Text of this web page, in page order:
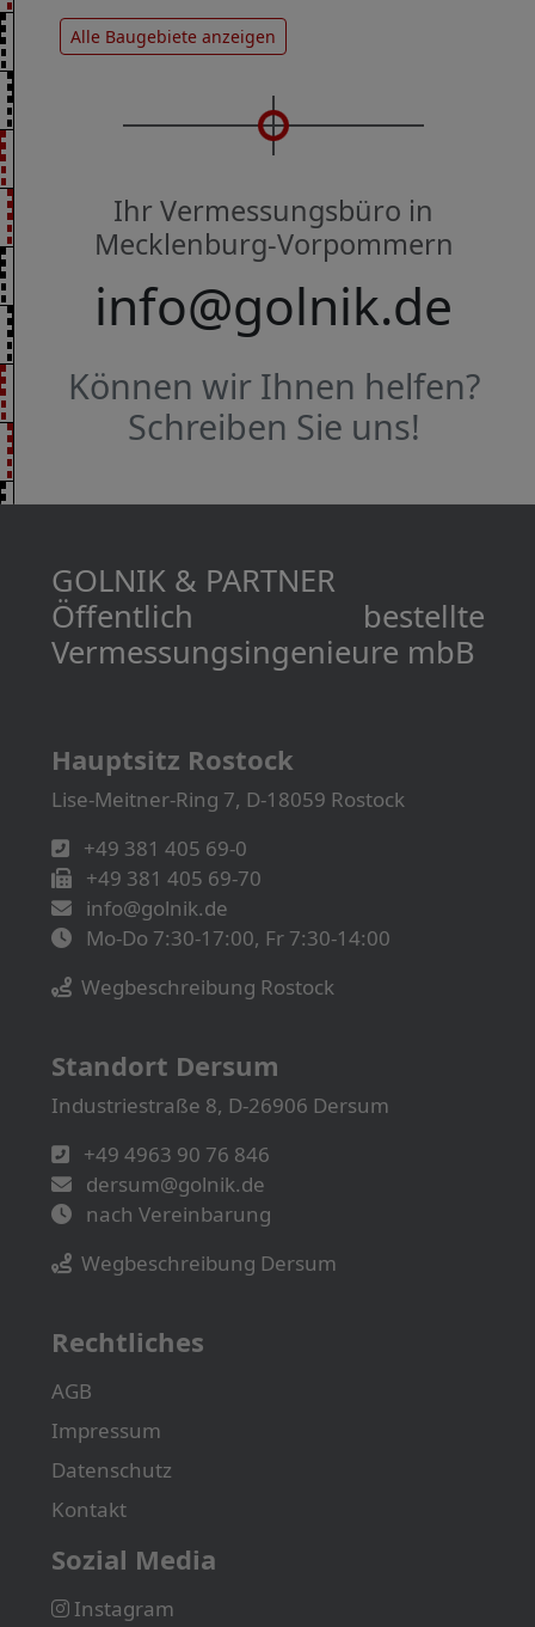
Alle Baugebiete anzeigen
Ihr Vermessungsbüro in
Mecklenburg-Vorpommern
info@golnik.de
Können wir Ihnen helfen?
Schreiben Sie uns!
GOLNIK & PARTNER
Öffentlich bestellte
Vermessungs­­ingenieure mbB
Hauptsitz Rostock
Lise-Meitner-Ring 7, D-18059 Rostock
+49 381 405 69-0
+49 381 405 69-70
info@golnik.de
Mo-Do 7:30-17:00, Fr 7:30-14:00
Wegbeschreibung Rostock
Standort Dersum
Industriestraße 8, D-26906 Dersum
+49 4963 90 76 846
dersum@golnik.de
nach Vereinbarung
Wegbeschreibung Dersum
Rechtliches
AGB
Impressum
Datenschutz
Kontakt
Sozial Media
Instagram